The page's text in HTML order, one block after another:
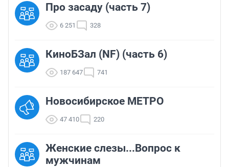
Про засаду (часть 7)
6 251 328
КиноБЗал (NF) (часть 6)
187 647 741
Новосибирское МЕТРО
47 410 220
Женские слезы...Вопрос к
мужчинам